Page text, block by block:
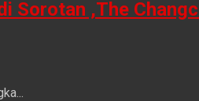
Sorotan ,The